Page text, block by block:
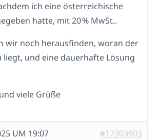
ich eine österreichische
hatte, mit 20 % MwSt..
wir noch herausfinden, woran der
liegt, und eine dauerhafte Lösung
viele Grüße
UM 19:07 #17303903